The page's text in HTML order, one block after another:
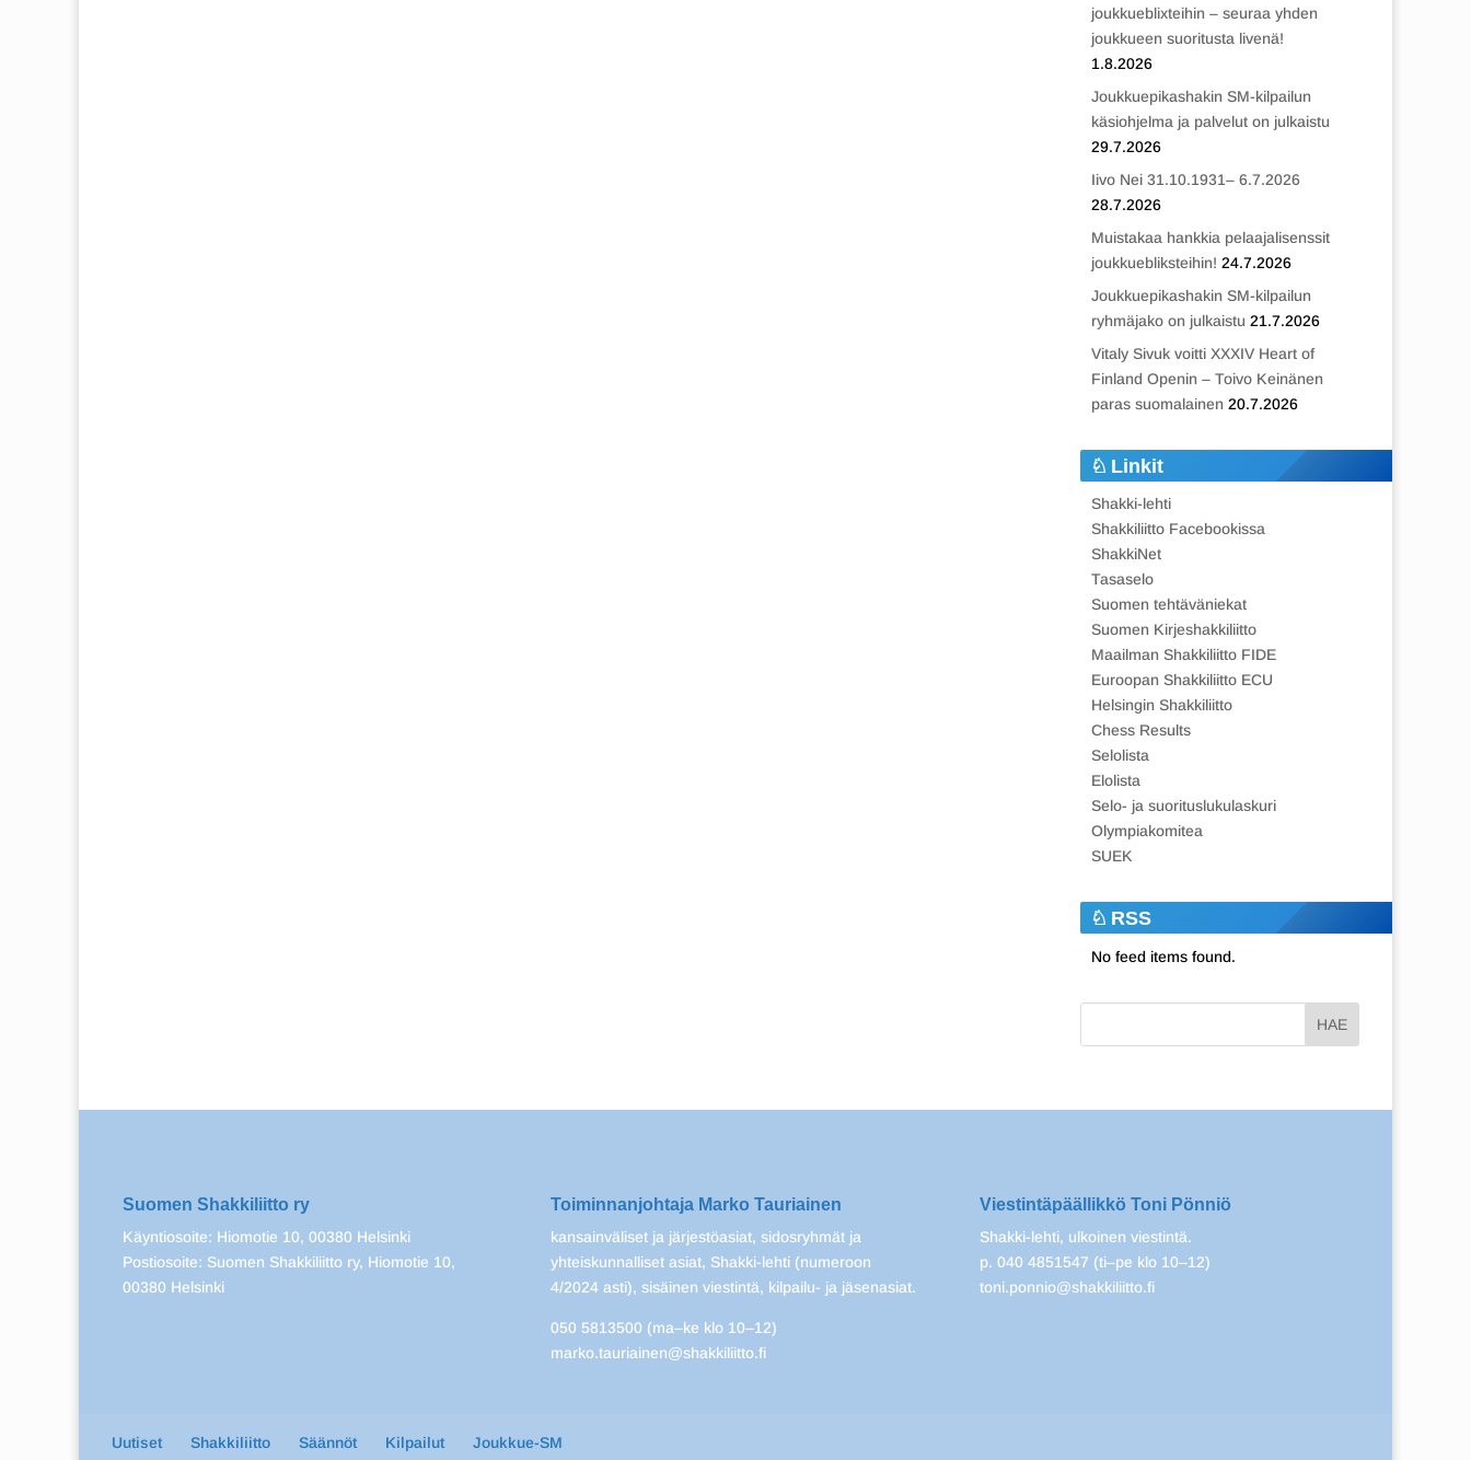
joukkueblixteihin – seuraa yhden
joukkueen suoritusta livenä!
1.8.2026
Joukkuepikashakin SM-kilpailun
käsiohjelma ja palvelut on julkaistu
29.7.2026
Iivo Nei 31.10.1931– 6.7.2026
28.7.2026
Muistakaa hankkia pelaajalisenssit
joukkuebliksteihin! 24.7.2026
Joukkuepikashakin SM-kilpailun
ryhmäjako on julkaistu 21.7.2026
Vitaly Sivuk voitti XXXIV Heart of
Finland Openin – Toivo Keinänen
paras suomalainen 20.7.2026
Linkit
Shakki-lehti
Shakkiliitto Facebookissa
ShakkiNet
Tasaselo
Suomen tehtäväniekat
Suomen Kirjeshakkiliitto
Maailman Shakkiliitto FIDE
Euroopan Shakkiliitto ECU
Helsingin Shakkiliitto
Chess Results
Selolista
Elolista
Selo- ja suorituslukulaskuri
Olympiakomitea
SUEK
RSS
No feed items found.
Suomen Shakkiliitto ry
Käyntiosoite: Hiomotie 10, 00380 Helsinki
Postiosoite: Suomen Shakkiliitto ry, Hiomotie 10,
00380 Helsinki
Toiminnanjohtaja Marko Tauriainen
kansainväliset ja järjestöasiat, sidosryhmät ja
yhteiskunnalliset asiat, Shakki-lehti (numeroon
4/2024 asti), sisäinen viestintä, kilpailu- ja jäsenasiat.
050 5813500 (ma–ke klo 10–12)
marko.tauriainen@shakkiliitto.fi
Viestintäpäällikkö Toni Pönniö
Shakki-lehti, ulkoinen viestintä.
p. 040 4851547 (ti–pe klo 10–12)
toni.ponnio@shakkiliitto.fi
Uutiset Shakkiliitto Säännöt Kilpailut Joukkue-SM